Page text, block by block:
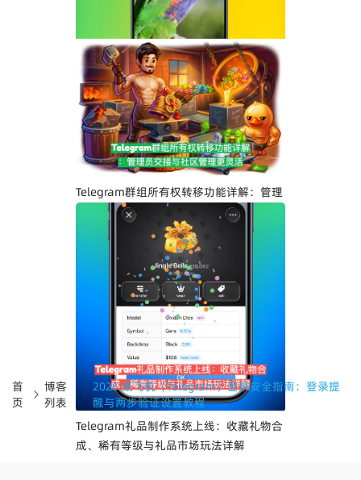
Telegram界面全面升级：安卓版全新设
计、iOS Liquid Glass优化与操作体验提
升
Telegram群组所有权转移功能详解：管理
员交接与社区管理更灵活
Telegram礼品制作系统上线：收藏礼物合
成、稀有等级与礼品市场玩法详解
首
页
博客
列表
2026 纸飞机（Telegram）登录安全指南：登录提
醒与两步验证设置教程